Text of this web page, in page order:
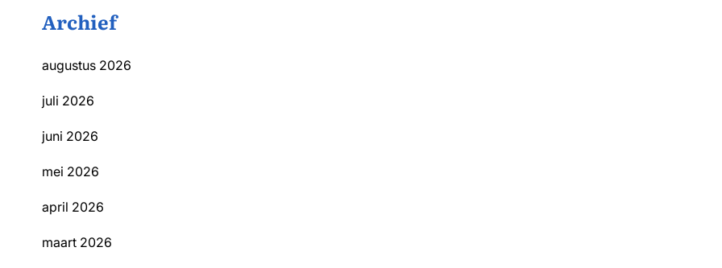
Archief
augustus 2026
juli 2026
juni 2026
mei 2026
april 2026
maart 2026